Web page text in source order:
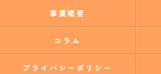
事業概要
コラム
プライバシーポリシー